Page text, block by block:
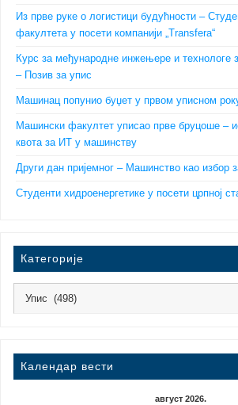
Из прве руке о логистици будућности –
факултета у посети компанији „Transfera“
Курс за међународне инжењере и технологе
– Позив за упис
Машинац попунио буџет у првом уписном
Машински факултет уписао прве бруцоше –
квота за ИТ у машинству
Други дан пријемног – Машинство као избор
Студенти хидроенергетике у посети црпној
Категорије
Календар вести
август 2026.